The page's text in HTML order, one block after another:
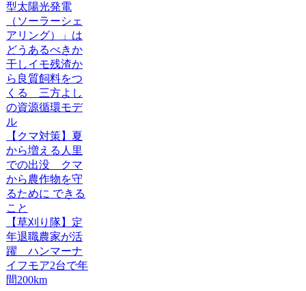
型太陽光発電
（ソーラーシェ
アリング）」は
どうあるべきか
干しイモ残渣か
ら良質飼料をつ
くる 三方よし
の資源循環モデ
ル
【クマ対策】夏
から増える人里
での出没 クマ
から農作物を守
るために できる
こと
【草刈り隊】定
年退職農家が活
躍 ハンマーナ
イフモア2台で年
間200km